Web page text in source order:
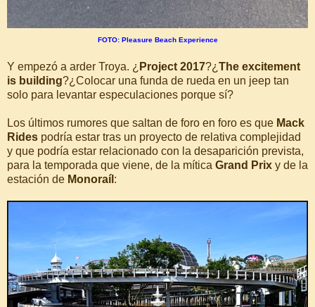
FOTO: Pleasure Beach Experience
Y empezó a arder Troya. ¿ Project 2017?¿The excitement
is building?¿Colocar una funda de rueda en un jeep tan
solo para levantar especulaciones porque sí?
Los últimos rumores que saltan de foro en foro es que Mack
Rides podría estar tras un proyecto de relativa complejidad
y que podría estar relacionado con la desaparición prevista,
para la temporada que viene, de la mítica Grand Prix y de la
estación de Monoraíl :